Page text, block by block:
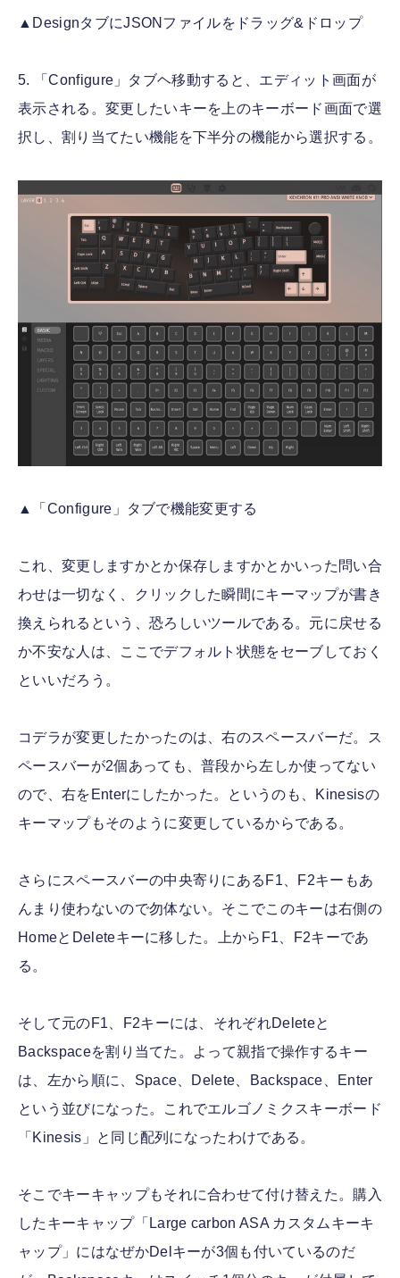
▲DesignタブにJSONファイルをドラッグ&ドロップ
5. 「Configure」タブヘ移動すると、エディット画面が
表示される。変更したいキーを上のキーボード画面で選
択し、割り当てたい機能を下半分の機能から選択する。
▲「Configure」タブで機能変更する
これ、変更しますかとか保存しますかとかいった問い合
わせは一切なく、クリックした瞬間にキーマップが書き
換えられるという、恐ろしいツールである。元に戻せる
か不安な人は、ここでデフォルト状態をセーブしておく
といいだろう。
コデラが変更したかったのは、右のスペースバーだ。ス
ペースバーが2個あっても、普段から左しか使ってない
ので、右をEnterにしたかった。というのも、Kinesisの
キーマップもそのように変更しているからである。
さらにスペースバーの中央寄りにあるF1、F2キーもあ
んまり使わないので勿体ない。そこでこのキーは右側の
HomeとDeleteキーに移した。上からF1、F2キーであ
る。
そして元のF1、F2キーには、それぞれDeleteと
Backspaceを割り当てた。よって親指で操作するキー
は、左から順に、Space、Delete、Backspace、Enter
という並びになった。これでエルゴノミクスキーボード
「Kinesis」と同じ配列になったわけである。
そこでキーキャップもそれに合わせて付け替えた。購入
したキーキャップ「Large carbon ASA カスタムキーキ
ャップ」にはなぜかDelキーが3個も付いているのだ